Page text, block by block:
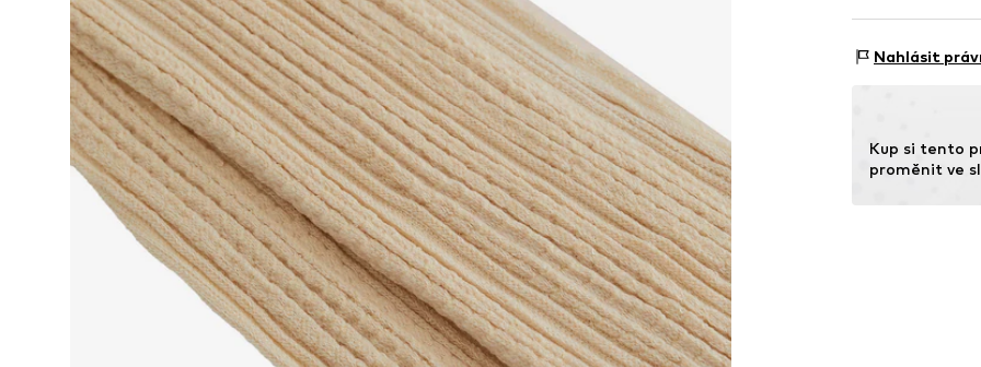
Reactorweg 101
Nahlásit
Kup si tento
proměnit ve